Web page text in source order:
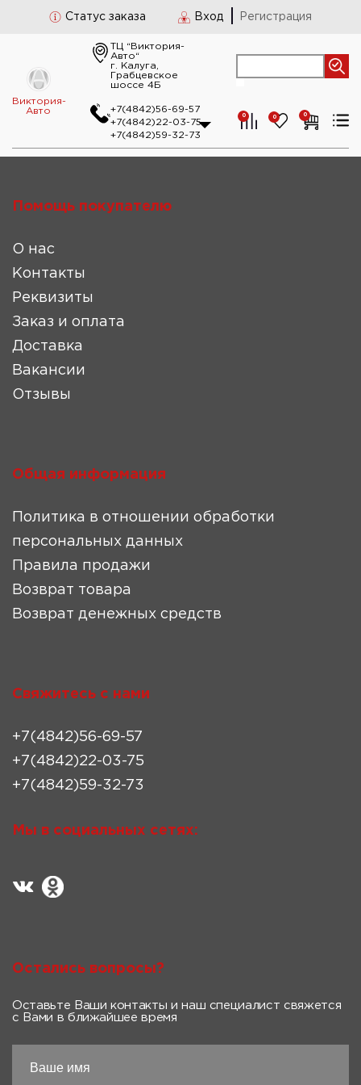
Статус заказа Вход Регистрация
Виктория-
Авто
ТЦ “Виктория-
Авто“
г. Калуга,
Грабцевское
шоссе 4Б
+7(4842)56-69-57
+7(4842)22-03-75
+7(4842)59-32-73
0 0 0
Помощь покупателю
О нас
Контакты
Реквизиты
Заказ и оплата
Доставка
Вакансии
Отзывы
Общая информация
Политика в отношении обработки
персональных данных
Правила продажи
Возврат товара
Возврат денежных средств
Свяжитесь с нами
+7(4842)56-69-57
+7(4842)22-03-75
+7(4842)59-32-73
Мы в социальных сетях:
Остались вопросы?
Оставьте Ваши контакты и наш специалист свяжется
с Вами в ближайшее время